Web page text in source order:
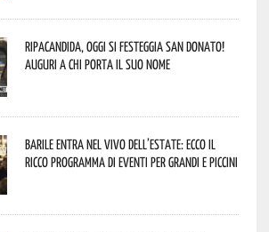
Ripacandida, oggi si festeggia San Donato!
Auguri a chi porta il suo nome
Barile entra nel vivo dell’estate: ecco il
ricco programma di eventi per grandi e piccini